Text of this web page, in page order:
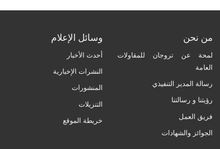
من نحن
لمحة عن تروجان للمقاولات
العامة
رسالة المدير التنفيذي
رؤيتنا و رسالتنا
فريق العمل
الجوائز والشهادات
وسائل الإعلام
أحدث الأخبار
النشرات الإخبارية
المنشورات
التنزيلات
خريطة الموقع